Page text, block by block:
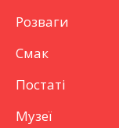
Розваги
Смак
Постаті
Музеї